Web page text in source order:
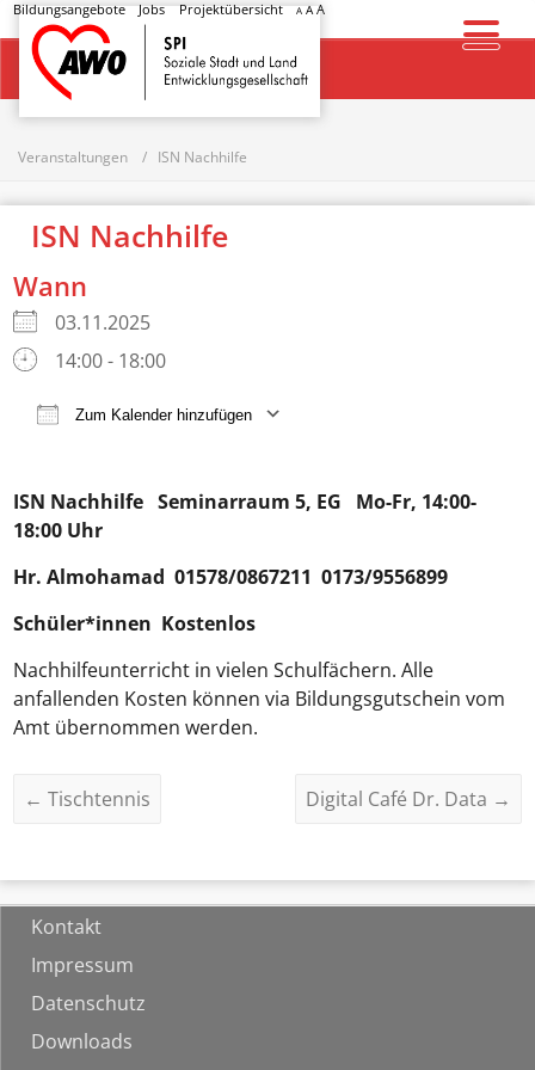
Bildungsangebote Jobs Projektübersicht A AA
Startseite
Veranstaltungen ISN Nachhilfe
ISN Nachhilfe
Wann
03.11.2025
14:00 - 18:00
Zum Kalender hinzufügen
ISN Nachhilfe Seminarraum 5, EG Mo-Fr, 14:00-
18:00 Uhr
Hr.Almohamad 01578/0867211 0173/9556899
Schüler*innen Kostenlos
Nachhilfeunterricht in vielen Schulfächern. Alle
anfallenden Kosten können via Bildungsgutschein vom
Amt übernommen werden.
← Tischtennis Digital Café Dr. Data →
Kontakt
Impressum
Datenschutz
Downloads